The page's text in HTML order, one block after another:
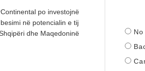
po investojnë
në potencialin e tij
dhe Maqedoninë